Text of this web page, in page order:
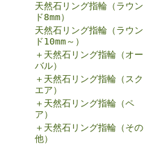
天然石リング指輪（ラウン
ド8mm）
天然石リング指輪（ラウン
ド10mm～）
＋天然石リング指輪（オー
バル）
＋天然石リング指輪（スク
エア）
＋天然石リング指輪（ペ
ア）
＋天然石リング指輪（その
他）